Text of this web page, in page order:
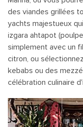
des viandes grillées
yachts majestueux
izgara ahtapot
simplement avec un
citron, ou
kebabs ou des
célébration culinaire